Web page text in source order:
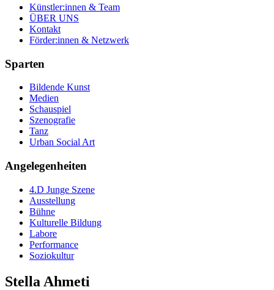
Künstler:innen & Team
ÜBER UNS
Kontakt
Förder:innen & Netzwerk
Sparten
Bildende Kunst
Medien
Schauspiel
Szenografie
Tanz
Urban Social Art
Angelegenheiten
4.D Junge Szene
Ausstellung
Bühne
Kulturelle Bildung
Labore
Performance
Soziokultur
Stella Ahmeti